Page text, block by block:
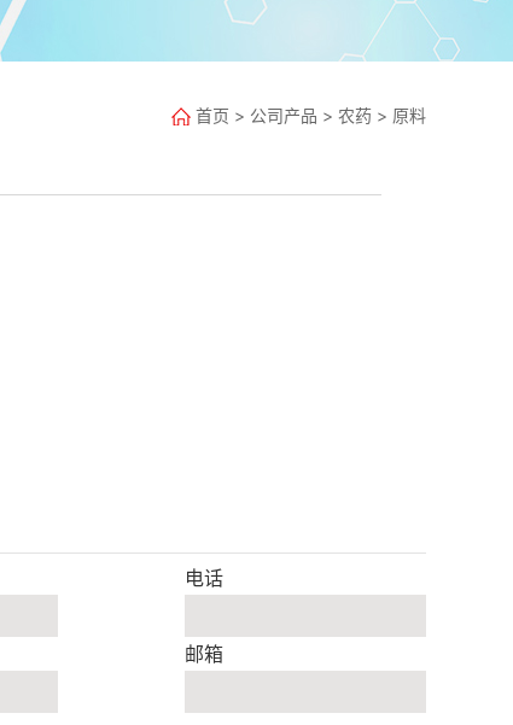
首页 > 公司产品 > 农药 > 原料
电话
邮箱